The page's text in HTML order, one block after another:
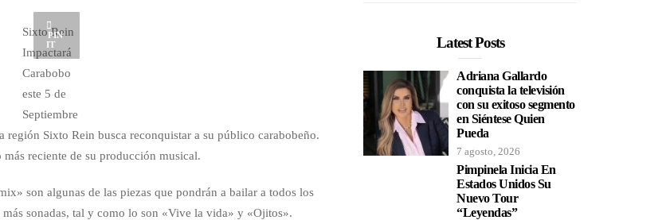
PIN
IT
Sixto Rein
Impactará
Carabobo
este 5 de
Septiembre
región Sixto Rein busca reconquistar a su público carabobeño.
reciente de su producción musical.
son algunas de las piezas que pondrán a bailar a todos los
sonadas, tal y como lo son «Vive la vida» y «Ojitos».
Latest Posts
Adriana Gallardo
conquista la televisión
con su exitoso segmento
en Siéntese Quien
Pueda
7 agosto, 2026
Pimpinela Inicia En
Estados Unidos Su
Nuevo Tour
“Leyendas”